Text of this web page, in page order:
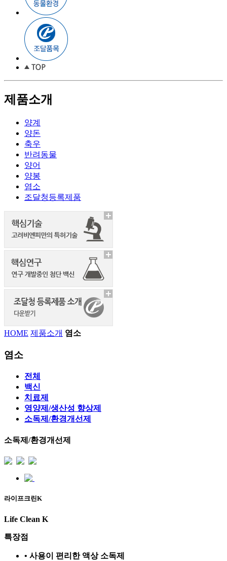
제품소개
양계
양돈
축우
반려동물
양어
양봉
염소
조달청등록제품
HOME 제품소개 염소
염소
전체
백신
치료제
영양제/생산성 향상제
소독제/환경개선제
소독제/환경개선제
라이프크린K
Life Clean K
특장점
• 사용이 편리한 액상 소독제